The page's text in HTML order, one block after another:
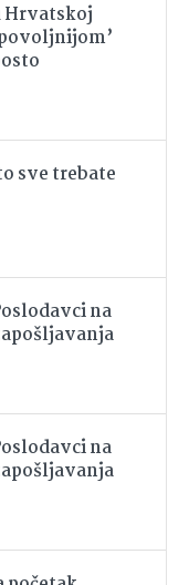
Hrvatskoj
sve trebate
na
na